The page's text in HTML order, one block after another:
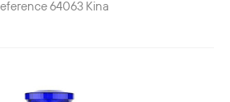
64063 Kina